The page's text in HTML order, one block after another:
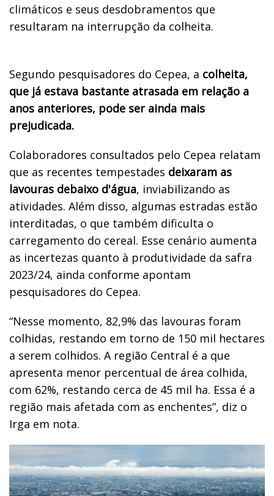
climáticos e seus desdobramentos que
resultaram na interrupção da colheita.
Segundo pesquisadores do Cepea, a colheita,
que já estava bastante atrasada em relação a
anos anteriores, pode ser ainda mais
prejudicada.
Colaboradores consultados pelo Cepea relatam
que as recentes tempestades deixaram as
lavouras debaixo d'água, inviabilizando as
atividades. Além disso, algumas estradas estão
interditadas, o que também dificulta o
carregamento do cereal. Esse cenário aumenta
as incertezas quanto à produtividade da safra
2023/24, ainda conforme apontam
pesquisadores do Cepea.
“Nesse momento, 82,9% das lavouras foram
colhidas, restando em torno de 150 mil hectares
a serem colhidos. A região Central é a que
apresenta menor percentual de área colhida,
com 62%, restando cerca de 45 mil ha. Essa é a
região mais afetada com as enchentes”, diz o
Irga em nota.